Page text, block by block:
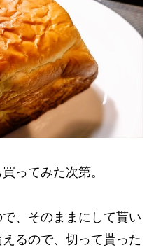
ってみた次第。
、そのままにして貰い
るので、切って貰った